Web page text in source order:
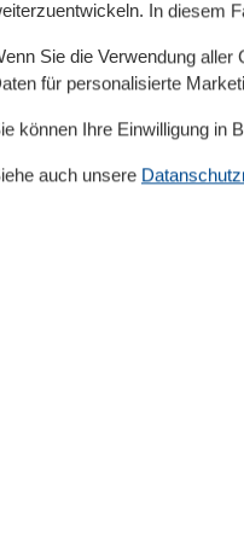
vor Anreise fällig.
befindet sich in
angemietet werden.
unseres Hauses
Im Sommer
finden Sie ein
gemütlichen
dann in den
Sie den Stress des
im Erdgeschoss
Im Schlafzimmer
Hier finden Sie
schöne Träume und
Galerie
Haus ist besonders
auch ein
In diesem
Sie die Verwendung
für personalisierte
können Ihre Einwilligung in
auch unsere